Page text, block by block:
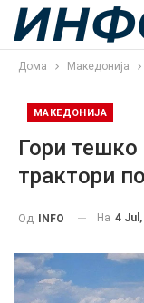
Дома Македонија
МАКЕДОНИЈА
Гори тешко
трактори
Од INFO На 4